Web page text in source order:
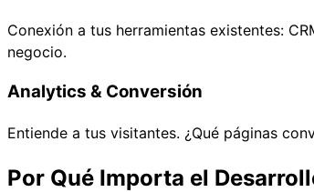
Conexión a tus herramientas existentes:
negocio.
Analytics & Conversión
Entiende a tus visitantes. ¿Qué páginas
Por Qué Importa el